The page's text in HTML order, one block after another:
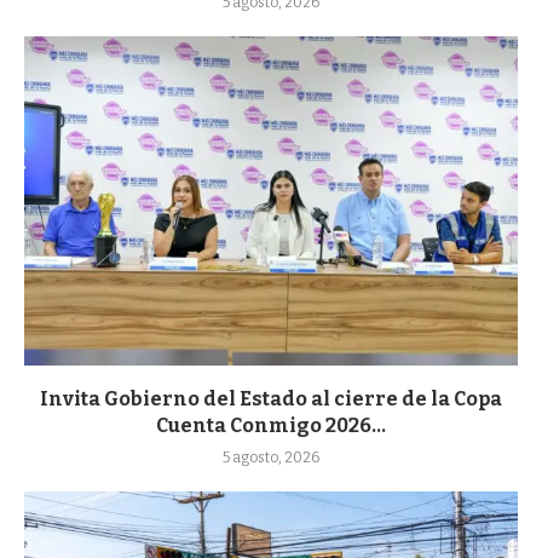
Invita Gobierno del Estado al cierre de la Copa
Cuenta Conmigo 2026...
5 agosto, 2026